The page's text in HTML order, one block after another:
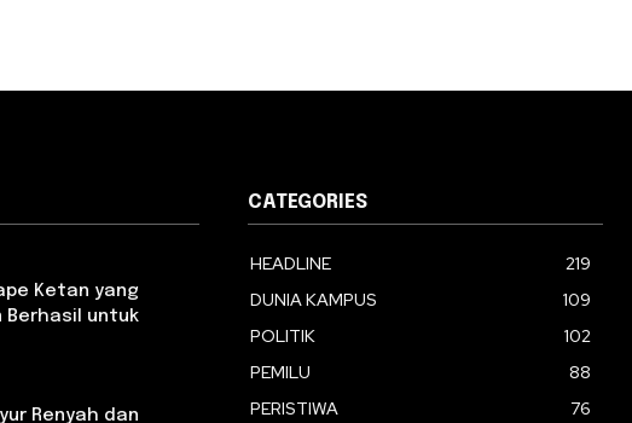
Ketan yang
Berhasil untuk
Renyah dan
CATEGORIES
HEADLINE
219
DUNIA KAMPUS
109
POLITIK
102
PEMILU
88
PERISTIWA
76